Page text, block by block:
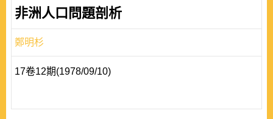
非洲人口問題剖析
鄭明杉
17卷12期(1978/09/10)